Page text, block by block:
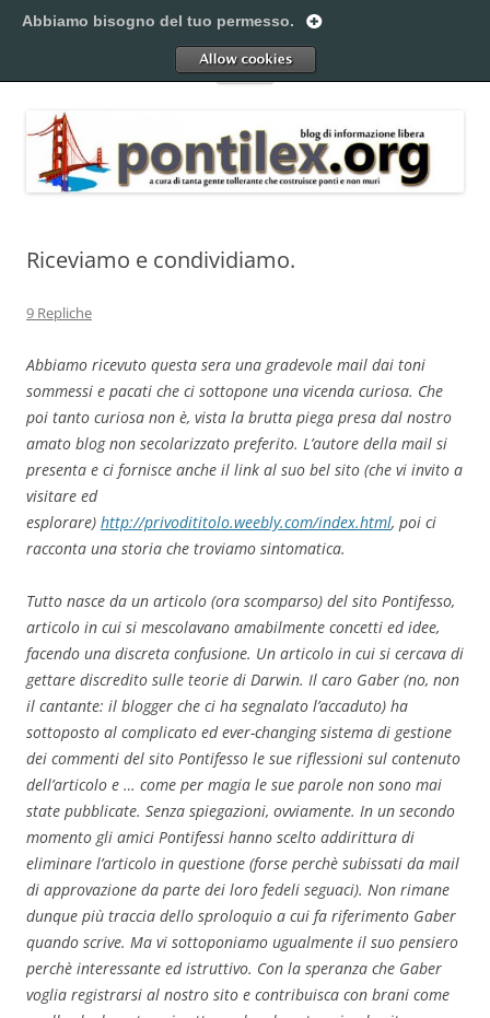
al
Pontilex
Menu
Riceviamo e condividiamo.
9 Repliche
Abbiamo ricevuto questa sera una gradevole mail dai toni
sommessi e pacati che ci sottopone una vicenda curiosa. Che
poi tanto curiosa non è, vista la brutta piega presa dal nostro
amato blog non secolarizzato preferito. L’autore della mail si
presenta e ci fornisce anche il link al suo bel sito (che vi invito a
visitare ed
esplorare) http://privodititolo.weebly.com/index.html, poi ci
racconta una storia che troviamo sintomatica.
Tutto nasce da un articolo (ora scomparso) del sito Pontifesso,
articolo in cui si mescolavano amabilmente concetti ed idee,
facendo una discreta confusione. Un articolo in cui si cercava di
gettare discredito sulle teorie di Darwin. Il caro Gaber (no, non
il cantante: il blogger che ci ha segnalato l’accaduto) ha
sottoposto al complicato ed ever-changing sistema di gestione
dei commenti del sito Pontifesso le sue riflessioni sul contenuto
dell’articolo e … come per magia le sue parole non sono mai
state pubblicate. Senza spiegazioni, ovviamente. In un secondo
momento gli amici Pontifessi hanno scelto addirittura di
eliminare l’articolo in questione (forse perchè subissati da mail
di approvazione da parte dei loro fedeli seguaci). Non rimane
dunque più traccia dello sproloquio a cui fa riferimento Gaber
quando scrive. Ma vi sottoponiamo ugualmente il suo pensiero
perchè interessante ed istruttivo. Con la speranza che Gaber
voglia registrarsi al nostro sito e contribuisca con brani come
Abbiamo bisogno del tuo permesso.